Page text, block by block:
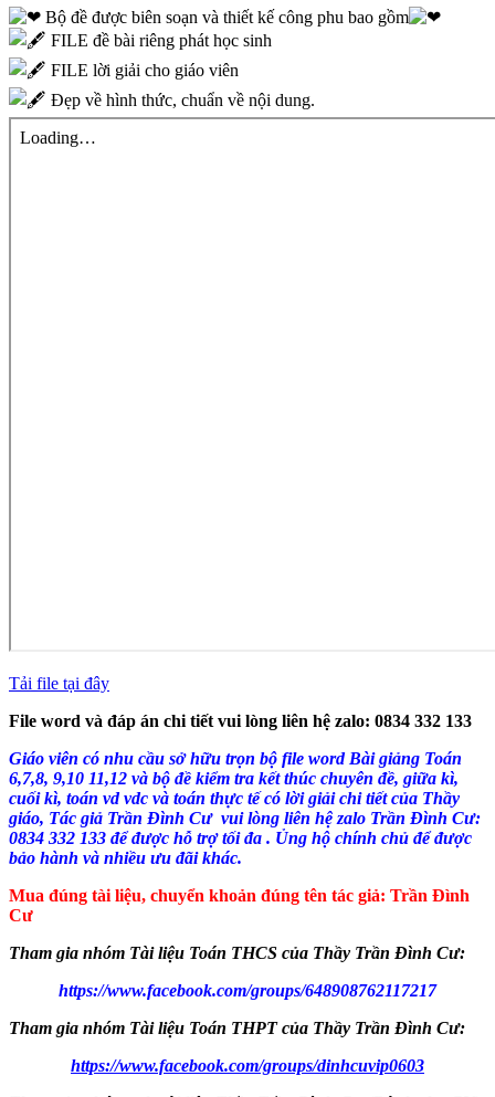
Bộ đề được biên soạn và thiết kế công phu bao gồm
FILE đề bài riêng phát học sinh
FILE lời giải cho giáo viên
Đẹp về hình thức, chuẩn về nội dung.
Tải file tại đây
File word và đáp án chi tiết vui lòng liên hệ zalo: 0834 332 133
Giáo viên có nhu cầu sở hữu trọn bộ file word Bài giảng Toán
6,7,8, 9,10 11,12 và bộ đề kiểm tra kết thúc chuyên đề, giữa kì,
cuối kì, toán vd vdc và toán thực tế có lời giải chi tiết của Thầy
giáo, Tác giả Trần Đình Cư vui lòng liên hệ zalo Trần Đình Cư:
0834 332 133 để được hỗ trợ tối đa . Ủng hộ chính chủ để được
bảo hành và nhiều ưu đãi khác.
Mua đúng tài liệu, chuyển khoản đúng tên tác giả: Trần Đình
Cư
Tham gia nhóm Tài liệu Toán THCS của Thầy Trần Đình Cư:
https://www.facebook.com/groups/648908762117217
Tham gia nhóm Tài liệu Toán THPT của Thầy Trần Đình Cư:
https://www.facebook.com/groups/dinhcuvip0603